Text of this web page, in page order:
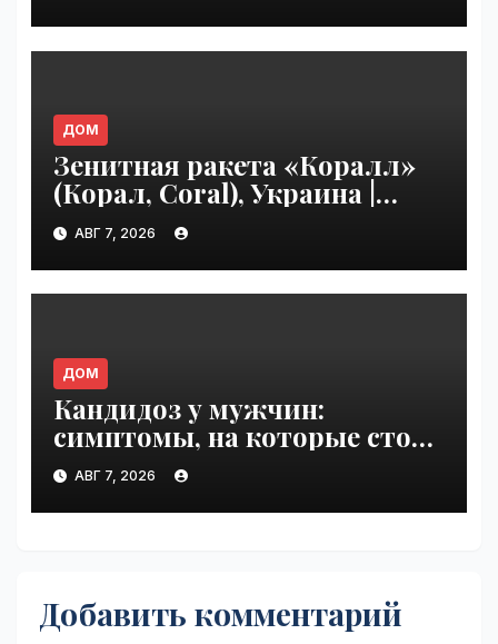
ДОМ
Зенитная ракета «Коралл»
(Корал, Coral), Украина |
VseTime.ru
АВГ 7, 2026
ДОМ
Кандидоз у мужчин:
симптомы, на которые стоит
обратить внимание |
VseTime.ru
АВГ 7, 2026
Добавить комментарий